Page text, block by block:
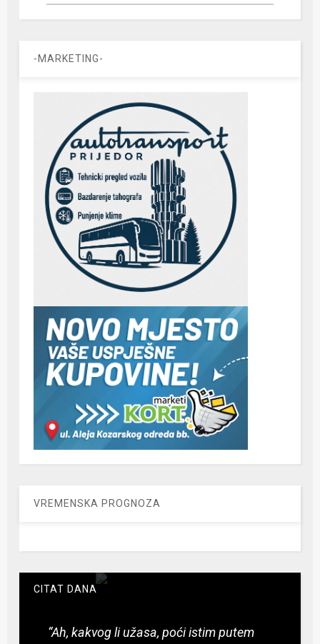
-MARKETING-
VREMENSKA PROGNOZA
CITAT DANA
“Ah, kakvog li užasa, poći istim putem